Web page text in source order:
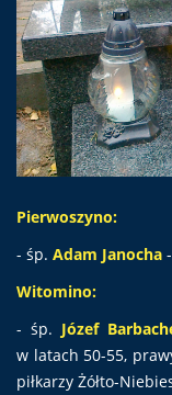
Pierwoszyno:
- śp. Adam Janocha
Witomino:
- śp. Józef
w latach 50-55,
piłkarzy Żółto-